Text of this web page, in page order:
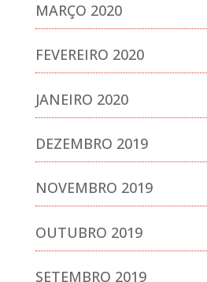
MARÇO 2020
FEVEREIRO 2020
JANEIRO 2020
DEZEMBRO 2019
NOVEMBRO 2019
OUTUBRO 2019
SETEMBRO 2019